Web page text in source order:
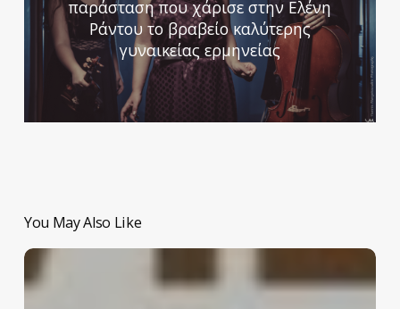
παράσταση που χάρισε στην Ελένη
Ράντου το βραβείο καλύτερης
γυναικείας ερμηνείας
You May Also Like